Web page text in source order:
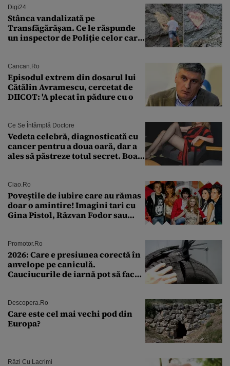
Digi24
Stânca vandalizată pe
Transfăgărășan. Ce le răspunde
un inspector de Poliție celor care
Cancan.ro
Episodul extrem din dosarul lui
Cătălin Avramescu, cercetat de
DIICOT: 'A plecat în pădure cu o
Ce Se Întâmplă Doctore
Vedeta celebră, diagnosticată cu
cancer pentru a doua oară, dar a
ales să păstreze totul secret. Boala
Ciao.ro
Poveştile de iubire care au rămas
doar o amintire! Imagini tari cu
Gina Pistol, Răzvan Fodor sau
Promotor.ro
2026: Care e presiunea corectă în
anvelope pe caniculă.
Cauciucurile de iarnă pot să facă
Descopera.ro
Care este cel mai vechi pod din
Europa?
Râzi Cu Lacrimi